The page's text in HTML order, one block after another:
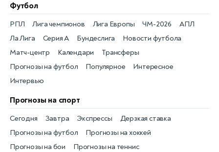
Футбол
Новости футбола
РПЛ
Матч-центр
Лига чемпионов
Календари
Лига Европы
Трансферы
ЧМ-2026
Прогнозы на футбол
АПЛ
Популярное
Ла Лига
Интересное
Серия А
Интервью
Бундеслига
Прогнозы на спорт
Прогнозы на футбол
Сегодня
Прогнозы на хоккей
Завтра
Прогнозы на бои
Экспрессы
Прогнозы на теннис
Дерзкая ставка